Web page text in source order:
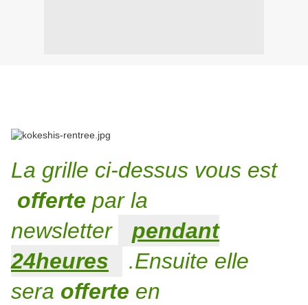
La grille ci-dessus vous est
offerte par la
newsletter
pendant
24heures
.Ensuite elle
sera offerte en